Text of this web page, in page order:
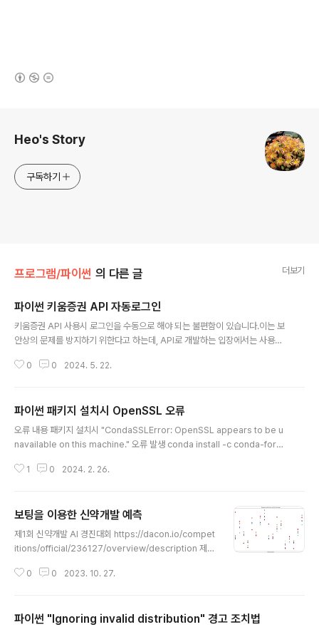
Heo's Story
구독하기
프로그램/파이썬 의 다른 글 더보기
파이썬 키움증권 API 자동로그인
키움증권 API 사용시 로그인을 수동으로 해야 되는 불편함이 있습니다.이는 보
안상의 문제를 방지하기 위한다고 하는데, API로 개발하는 입장에서는 사용자
로그인은 참 불편한 사항입니다. 그래서 자동 로그인 기능을 만들었습니다.아이
의 추가 노력이 필요합니다. 아래 소스중 자신의 화면 크기에 따라 로그인 창의
입력란 좌표를 확인하여 수정해 주어야 합니다.pyautogui.moveTo(133
5, 685)pyautogui.moveTo(1250, 650)파이참에서 디버그 모드, 일반 모
0 0 2024. 5. 22.
파이썬 패키지 설치시 OpenSSL 오류
오류 내용 패키지 설치시 "CondaSSLError: OpenSSL appears to be u
navailable on this machine." 오류 발생 conda install -c conda-forge
d CondaSSLError: OpenSSL appears to be unavailable on this m
rt=443): Max retries exceeded with..
1 0 2024. 2. 26.
보팅을 이용한 신약개발 예측
제1회 신약개발 AI 경진대회 https://dacon.io/compet
itions/official/236127/overview/description 제1
드 공유 게시물은 내용 확인 후 좋아요(투표) 가능합니다.
모델의 하이퍼 파라메터를 찾기위해 hyperopt 라이브러
0 0 2023. 10. 27.
파이썬 "Ignoring invalid distribution" 경고 조치법